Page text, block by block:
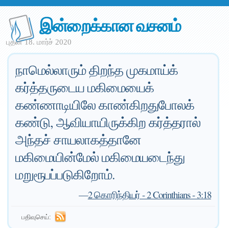
இன்றைக்கான வசனம்
புதன் 18. மார்ச் 2020
நாமெல்லாரும் திறந்த முகமாய்க்
கர்த்தருடைய மகிமையைக்
கண்ணாடியிலே காண்கிறதுபோலக்
கண்டு, ஆவியாயிருக்கிற கர்த்தரால்
அந்தச் சாயலாகத்தானே
மகிமையின்மேல் மகிமையடைந்து
மறுரூபப்படுகிறோம்.
—2 கொரிந்தியர் - 2 Corinthians - 3:18
பதிவுசெய்: